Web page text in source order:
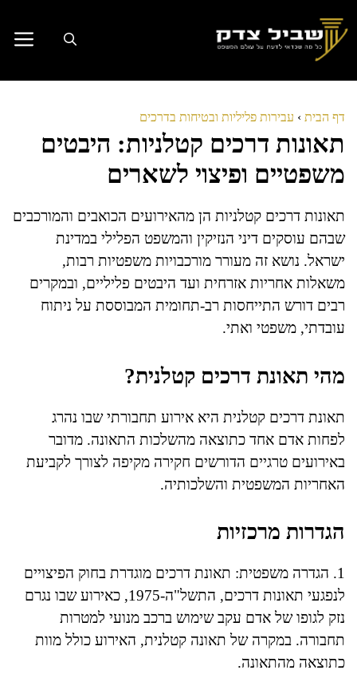
לתוכן
דף הבית › עבירות פליליות ובטיחות בדרכים
תאונות דרכים קטלניות: היבטים
משפטיים ופיצוי לשארים
תאונות דרכים קטלניות הן מהאירועים הכואבים והמורכבים
שבהם עוסקים דיני הנזיקין והמשפט הפלילי במדינת
ישראל. נושא זה מעורר מורכבויות משפטיות רבות,
משאלות אחריות אזרחית ועד היבטים פליליים, ובמקרים
רבים דורש התייחסות רב-תחומית המבוססת על ניתוח
עובדתי, משפטי ואתי.
מהי תאונת דרכים קטלנית?
תאונת דרכים קטלנית היא אירוע תחבורתי שבו נהרג
לפחות אדם אחד כתוצאה מהשלכות התאונה. מדובר
באירועים טרגיים הדורשים חקירה מקיפה לצורך לקביעת
האחריות המשפטית והשלכותיה.
הגדרות מרכזיות
1. הגדרה משפטית: תאונת דרכים מוגדרת בחוק הפיצויים
לנפגעי תאונות דרכים, התשל"ה-1975, כאירוע שבו נגרם
נזק לגופו של אדם עקב שימוש ברכב מנועי למטרות
תחבורה. במקרה של תאונה קטלנית, האירוע כולל מוות
כתוצאה מהתאונה.